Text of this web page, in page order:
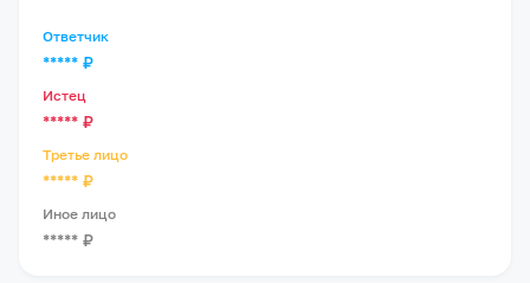
Ответчик
***** ₽
Истец
***** ₽
Третье лицо
***** ₽
Иное лицо
***** ₽